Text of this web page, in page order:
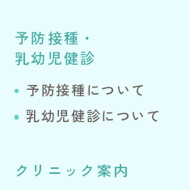
予防接種・
乳幼児健診
予防接種について
乳幼児健診について
クリニック案内